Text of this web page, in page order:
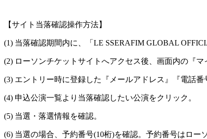
【サイト当落確認操作方法】
(1) 当落確認期間内に、「LE SSERAFIM GLOBAL
(2) ローソンチケットサイトへアクセス後、画面内の『マ
(3) エントリー時に登録した『メールアドレス』『電話番
(4) 申込公演一覧より当落確認したい公演をクリック。
(5) 当選・落選情報を確認。
(6) 当選の場合、予約番号(10桁)を確認。予約番号はロ